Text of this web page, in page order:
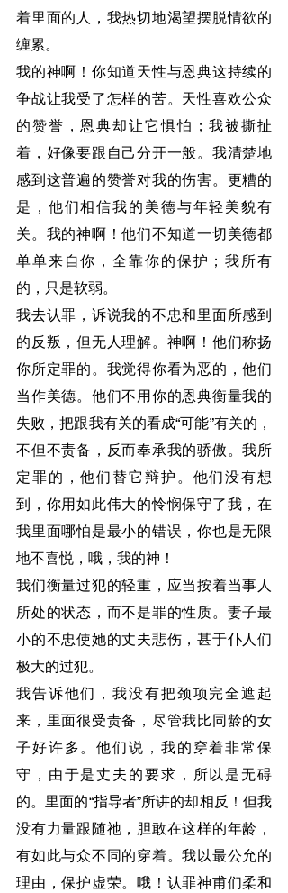
着里面的人，我热切地渴望摆脱情欲的
缠累。
我的神啊！你知道天性与恩典这持续的
争战让我受了怎样的苦。天性喜欢公众
的赞誉，恩典却让它惧怕；我被撕扯
着，好像要跟自己分开一般。我清楚地
感到这普遍的赞誉对我的伤害。更糟的
是，他们相信我的美德与年轻美貌有
关。我的神啊！他们不知道一切美德都
单单来自你，全靠你的保护；我所有
的，只是软弱。
我去认罪，诉说我的不忠和里面所感到
的反叛，但无人理解。神啊！他们称扬
你所定罪的。我觉得你看为恶的，他们
当作美德。他们不用你的恩典衡量我的
失败，把跟我有关的看成“可能”有关的，
不但不责备，反而奉承我的骄傲。我所
定罪的，他们替它辩护。他们没有想
到，你用如此伟大的怜悯保守了我，在
我里面哪怕是最小的错误，你也是无限
地不喜悦，哦，我的神！
我们衡量过犯的轻重，应当按着当事人
所处的状态，而不是罪的性质。妻子最
小的不忠使她的丈夫悲伤，甚于仆人们
极大的过犯。
我告诉他们，我没有把颈项完全遮起
来，里面很受责备，尽管我比同龄的女
子好许多。他们说，我的穿着非常保
守，由于是丈夫的要求，所以是无碍
的。里面的“指导者”所讲的却相反！但我
没有力量跟随祂，胆敢在这样的年龄，
有如此与众不同的穿着。我以最公允的
理由，保护虚荣。哦！认罪神甫们柔和